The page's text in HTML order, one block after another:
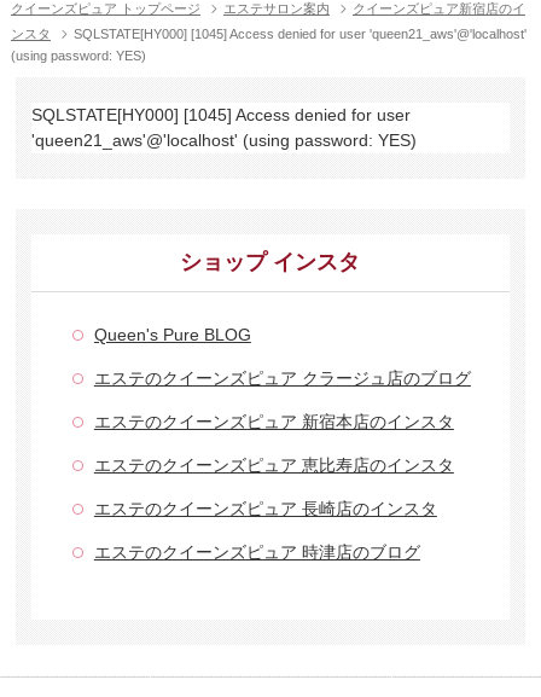
クイーンズピュア トップページ エステサロン案内
クイーンズピュア新宿店のイ
ンスタ
SQLSTATE[HY000] [1045] Access denied for user 'queen21_aws'@'localhost'
(using password: YES)
SQLSTATE[HY000] [1045] Access denied for user
'queen21_aws'@'localhost' (using password: YES)
ショップ インスタ
Queen's Pure BLOG
エステのクイーンズピュア クラージュ店のブログ
エステのクイーンズピュア 新宿本店のインスタ
エステのクイーンズピュア 恵比寿店のインスタ
エステのクイーンズピュア 長崎店のインスタ
エステのクイーンズピュア 時津店のブログ